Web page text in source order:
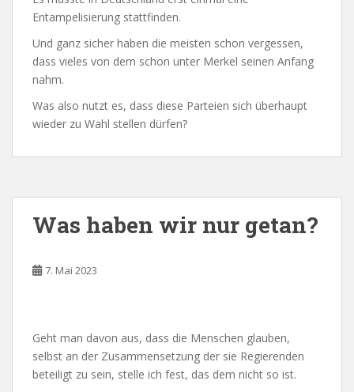
Entampelisierung stattfinden.
Und ganz sicher haben die meisten schon vergessen,
dass vieles von dem schon unter Merkel seinen Anfang
nahm.
Was also nutzt es, dass diese Parteien sich überhaupt
wieder zu Wahl stellen dürfen?
Was haben wir nur getan?
7. Mai 2023
Geht man davon aus, dass die Menschen glauben,
selbst an der Zusammensetzung der sie Regierenden
beteiligt zu sein, stelle ich fest, das dem nicht so ist.